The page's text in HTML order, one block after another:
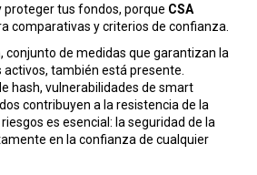
proteger tus fondos, porque CSA
comparativas y criterios de confianza.
, conjunto de medidas que garantizan la
activos, también está presente.
hash, vulnerabilidades de smart
contribuyen a la resistencia de la
es esencial: la seguridad de la
en la confianza de cualquier